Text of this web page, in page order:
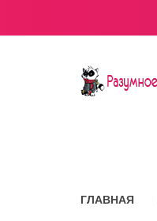
ГЛАВНАЯ